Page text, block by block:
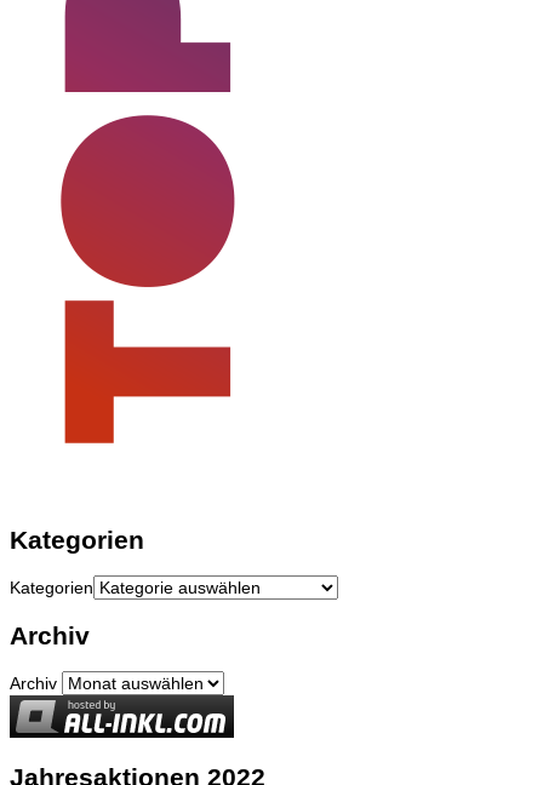
Kategorien
Kategorien
Archiv
Archiv
Jahresaktionen 2022